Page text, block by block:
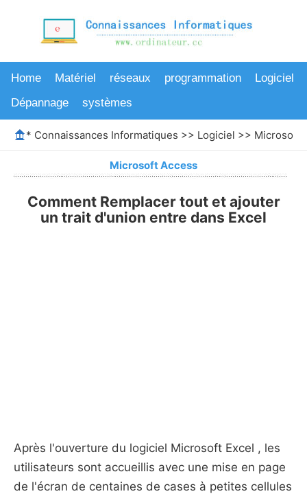
Home Matériel réseaux programmation
Logiciel
Dépannage
systèmes
* Connaissances Informatiques >> Logiciel >> Microsoft
Microsoft Access
Comment Remplacer tout et ajouter
un trait d'union entre dans Excel
Après l'ouverture du logiciel Microsoft Excel , les
utilisateurs sont accueillis avec une mise en page
de l'écran de centaines de cases à petites cellules